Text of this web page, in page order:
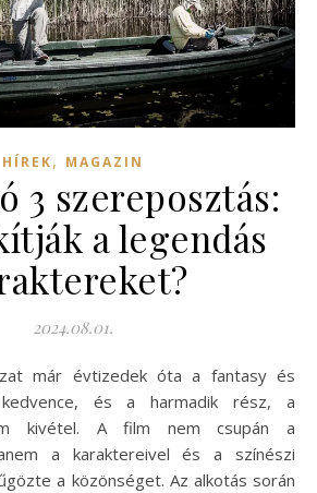
HÍREK, MAGAZIN
3 szereposztás:
a legendás
2024.08.01.
kedvence, és a harmadik rész, a
kivétel. A film nem csupán a
a karaktereivel és a színészi
a közönséget. Az alkotás során